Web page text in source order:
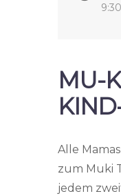
MU-
Alle
zum Muki
jedem